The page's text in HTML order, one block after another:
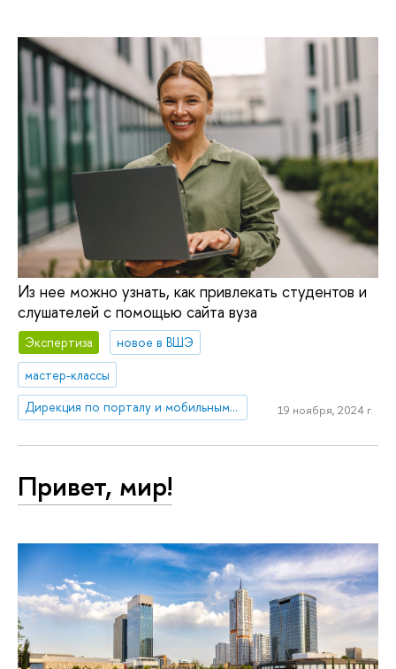
Из нее можно узнать, как привлекать студентов и
слушателей с помощью сайта вуза
Экспертиза
новое в ВШЭ
мастер-классы
Дирекция по порталу и мобильным приложениям
19 ноября, 2024 г.
Привет, мир!